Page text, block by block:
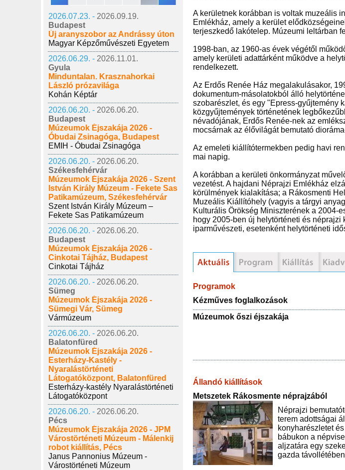
2026.07.23. - 2026.09.19.
Budapest
Új aranyszobor az Andrássy úton
Magyar Képzőművészeti Egyetem
2026.06.29. - 2026.11.01.
Gyula
Minduntalan. Krasznahorkai
László prózavilága
Kohán Képtár
2026.06.20. - 2026.06.20.
Budapest
Múzeumok Éjszakája 2026 -
Óbudai Zsinagóga, Budapest
EMIH - Óbudai Zsinagóga
2026.06.20. - 2026.06.20.
Székesfehérvár
Múzeumok Éjszakája 2026 - Szent
István Király Múzeum - Fekete Sas
Patikamúzeum, Székesfehérvár
Szent István Király Múzeum –
Fekete Sas Patikamúzeum
2026.06.20. - 2026.06.20.
Budapest
Múzeumok Éjszakája 2026 -
Cinkotai Tájház, Budapest
Cinkotai Tájház
2026.06.20. - 2026.06.20.
Sümeg
Múzeumok Éjszakája 2026 -
Sümegi Vár, Sümeg
Vármúzeum
2026.06.20. - 2026.06.20.
Balatonfüred
Múzeumok Éjszakája 2026 -
Esterházy-Kastély -
Nyaralástörténeti
Látogatóközpont, Balatonfüred
Esterházy-kastély Nyaralástörténeti
Látogatóközpont
2026.06.20. - 2026.06.20.
Pécs
Múzeumok Éjszakája 2026 - JPM
Várostörténeti Múzeum - Málenkij
robot kiállítás, Pécs
Janus Pannonius Múzeum -
Várostörténeti Múzeum
A kerületnek korábban is voltak muzeális
Emlékház, amely a kerület
terjeszkedő lakótelep. Múzeumi leltárban
1998-ban, az 1960-as évek végétől
amely kerületi adattárként működve a
rendelkezett.
Az Erdős Renée Ház megalakulásakor,
dokumentum-másolatokból álló
szobarészlet, és egy "Epress-gyűjtemény
közgyűjtemények történetének
névadójának, Erdős Renée-nek az
mocsárnak az élővilágát bemutató
Az emeleti kiállítótermekben pedig havi
mai napig.
A korábban a kerületi önkormányzat
vezetést. A hajdani Néprajzi Emlékház
körülmények kialakítása; a Rákosmenti
Muzeális Kiállítóhely (vagyis a tárgyi
Kulturális Örökség Miniszterének a 2004-
hogy 2005-ben új helytörténeti és
iparművészeti, esetenként helytörténeti
Programok
Kézműves foglalkozások
Múzeumok őszi éjszakája
Állandó kiállítások
Metszetek Rákosmente néprajzából
Néprajzi
terem adottságai
konyharészletet
bábukon a
aljzatára egy
gazda